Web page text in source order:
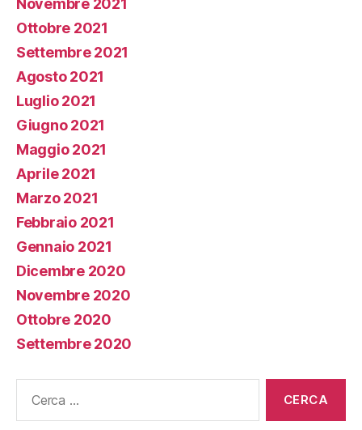
Novembre 2021
Ottobre 2021
Settembre 2021
Agosto 2021
Luglio 2021
Giugno 2021
Maggio 2021
Aprile 2021
Marzo 2021
Febbraio 2021
Gennaio 2021
Dicembre 2020
Novembre 2020
Ottobre 2020
Settembre 2020